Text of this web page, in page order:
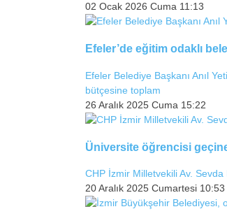
02 Ocak 2026 Cuma 11:13
Efeler’de eğitim odaklı
Efeler Belediye Başkanı Anıl
bütçesine toplam
26 Aralık 2025 Cuma 15:22
Üniversite öğrencisi
CHP İzmir Milletvekili Av.
20 Aralık 2025 Cumartesi 10:53